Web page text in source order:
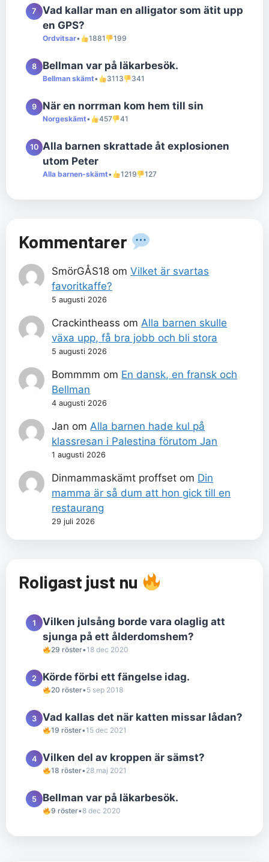
7
Vad kallar man en alligator som ätit upp
en GPS?
Ordvitsar• 1881 199
8 Bellman var på läkarbesök.
Bellman skämt• 3113 341
9 När en norrman kom hem till sin
Norgeskämt• 457 41
10 Alla barnen skrattade åt explosionen
utom Peter
Alla barnen-skämt• 1219 127
Kommentarer
SmörGÅS18 omVilket är svartas
favoritkaffe?
5 augusti 2026
Crackintheass om Alla barnen skulle
växa upp, få bra jobb och bli stora
5 augusti 2026
Bommmm om En dansk, en fransk och
Bellman
4 augusti 2026
Jan om Alla barnen hade kul på
klassresan i Palestina förutom Jan
1 augusti 2026
Dinmammaskämt proffset om Din
mamma är så dum att hon gick till en
restaurang
29 juli 2026
Roligast just nu
1
Vilken julsång borde vara olaglig att
sjunga på ett ålderdomshem?
29 röster•18 dec 2020
2 Körde förbi ett fängelse idag.
20 röster•5 sep 2018
3 Vad kallas det när katten missar lådan?
19 röster•15 dec 2021
4 Vilken del av kroppen är sämst?
18 röster•28 maj 2021
5 Bellman var på läkarbesök.
9 röster•8 dec 2020